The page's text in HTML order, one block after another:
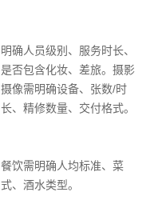
明确人员级别、服务时长、
是否包含化妆、差旅。摄影
摄像需明确设备、张数/时
长、精修数量、交付格式。
餐饮需明确人均标准、菜
式、酒水类型。